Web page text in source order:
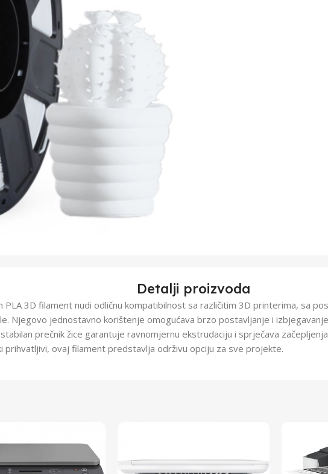
Detalji proizvoda
PLA 3D filament nudi odličnu kompatibilnost sa različitim 3D printerima, sa
Njegovo jednostavno korištenje omogućava brzo postavljanje i
prečnik žice garantuje ravnomjernu ekstrudaciju i sprječava
prihvatljivi, ovaj filament predstavlja održivu opciju za sve projekte.